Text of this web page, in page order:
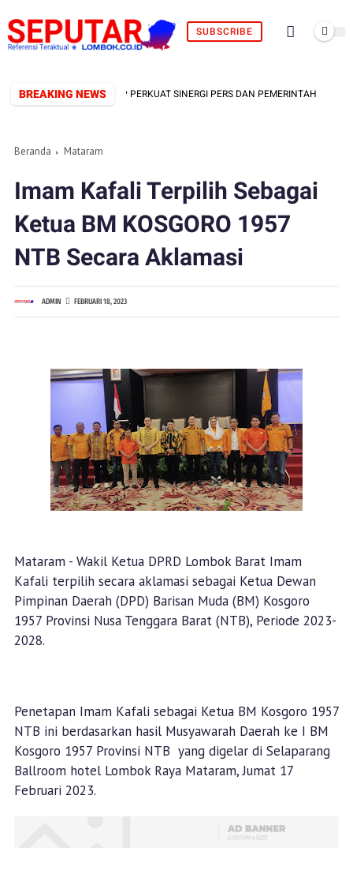
SUBSCRIBE
BREAKING NEWS
TERBENTUK, SIAP PERKUAT SINERGI PERS DAN PEMERINTAH
Beranda Mataram
Imam Kafali Terpilih Sebagai
Ketua BM KOSGORO 1957
NTB Secara Aklamasi
ADMIN FEBRUARI 18, 2023
Mataram - Wakil Ketua DPRD Lombok Barat Imam
Kafali terpilih secara aklamasi sebagai Ketua Dewan
Pimpinan Daerah (DPD) Barisan Muda (BM) Kosgoro
1957 Provinsi Nusa Tenggara Barat (NTB), Periode 2023-
2028.
Penetapan Imam Kafali sebagai Ketua BM Kosgoro 1957
NTB ini berdasarkan hasil Musyawarah Daerah ke I BM
Kosgoro 1957 Provinsi NTB yang digelar di Selaparang
Ballroom hotel Lombok Raya Mataram, Jumat 17
Februari 2023.